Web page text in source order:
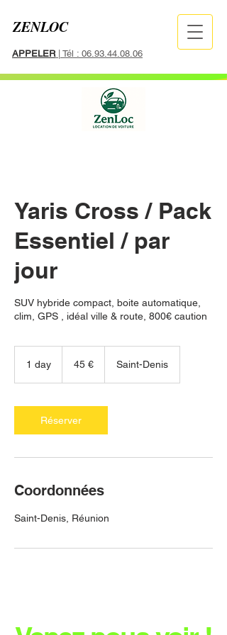
APPELER| Tél : 06.93.44.08.06
ZENLOC
Yaris Cross / Pack
Essentiel / par
jour
SUV hybride compact, boite automatique,
clim, GPS , idéal ville & route, 800€ caution
1 day 45 € Saint-Denis
Réserver
Coordonnées
Saint-Denis, Réunion